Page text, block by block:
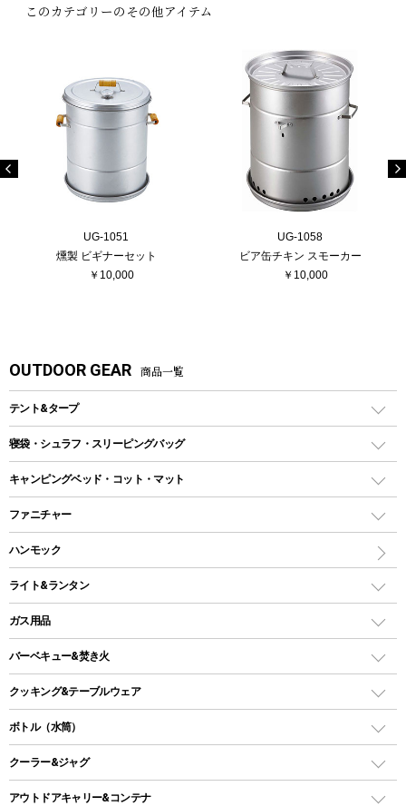
このカテゴリーのその他アイテム
UG-1051
燻製 ビギナーセット
￥10,000
UG-1058
ビア缶チキン スモーカー
￥10,000
OUTDOOR GEAR 商品一覧
テント&タープ
テント
ツールームテント
ワンポールテント
シェルターテント
ソロテント
ロッジ型・オリジナルテント
タープ
スクエアタープ（レクタタープ）
メッシュタープ
自立式タープ
寝袋・シュラフ・スリーピングバッグ
レクタングラー型（封筒型）シュラフ
インナーシュラフ
キャンピングベッド・コット・マット
キャンピングベッド・コット
インフレータブルマット
ファニチャー
アウトドアテーブル
レジャーシート
ハンモック
ライト&ランタン
LEDランタン
ガスランタン
オイルランタン
LEDライト
ヘッドライト
キャンドル
ガス用品
ガスバーナー
ガス缶
ガストーチ、ライター
バーベキュー&焚き火
バーベキューコンロ、グリル
焚き火台タイプ（ロースタイル）グリル
卓上タイプグリル
パーティータイプグリル
クッキング&テーブルウェア
ダッチオーブン
ホットサンドメーカー
ボトル（水筒）
ステンレスボトル
クーラー&ジャグ
クーラーボックス
アウトドアキャリー&コンテナ